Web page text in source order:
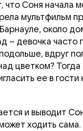
что Соня начала
мультфильм
около
– девочка часто
вдруг
цветком? Тогда
ее в гости
и выводит
ходить